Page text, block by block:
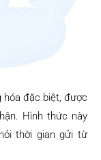
hóa đặc biệt, được
Hình thức này
thời gian gửi từ